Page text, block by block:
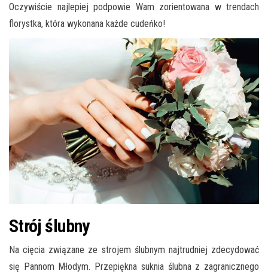
Oczywiście najlepiej podpowie Wam zorientowana w trendach
florystka, która wykonana każde cudeńko!
Strój ślubny
Na cięcia związane ze strojem ślubnym najtrudniej zdecydować
się Pannom Młodym. Przepiękna suknia ślubna z zagranicznego